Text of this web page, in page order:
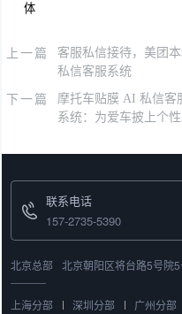
体
上一篇
客服私信接待，美团
私信客服系统
下一篇
摩托车贴膜 AI 私信客
系统：为爱车披上个
联系电话
157-2735-5390
北京总部 北京朝阳区将台路5号院
上海分部 深圳分部 广州分部